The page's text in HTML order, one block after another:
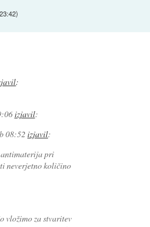
)
:
izjavil:
08:52izjavil:
antimaterija pri
neverjetno količino
vložimo za stvaritev